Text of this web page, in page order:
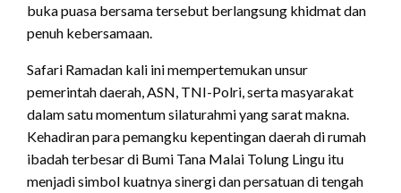
buka puasa bersama tersebut berlangsung khidmat dan
penuh kebersamaan.
Safari Ramadan kali ini mempertemukan unsur
pemerintah daerah, ASN, TNI-Polri, serta masyarakat
dalam satu momentum silaturahmi yang sarat makna.
Kehadiran para pemangku kepentingan daerah di rumah
ibadah terbesar di Bumi Tana Malai Tolung Lingu itu
menjadi simbol kuatnya sinergi dan persatuan di tengah